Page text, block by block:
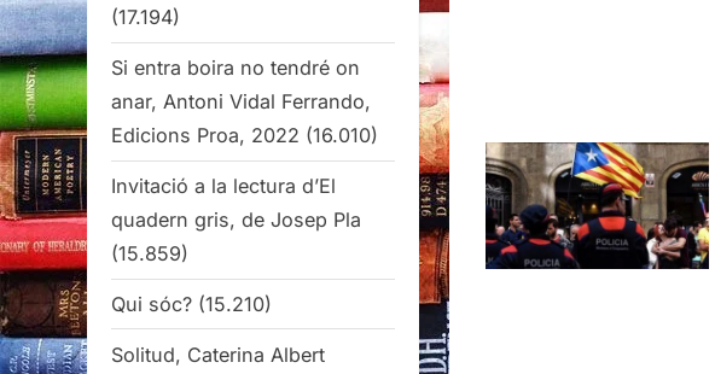
(17.194)
Si entra boira no tendré on
anar, Antoni Vidal Ferrando,
Edicions Proa, 2022 (16.010)
Invitació a la lectura d’El
quadern gris, de Josep Pla
(15.859)
Qui sóc? (15.210)
Solitud, Caterina Albert